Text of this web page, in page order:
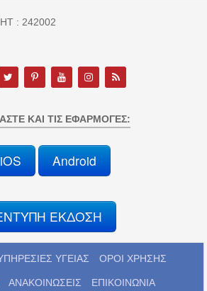
: 242002
ΚΑΙ ΤΙΣ ΕΦΑΡΜΟΓΈΣ:
iOS Android
ΕΚΔΟΣΗ
ΥΓΕΙΑΣ ΟΡΟΙ ΧΡΗΣΗΣ
ΑΝΑΚΟΙΝΩΣΕΙΣ ΕΠΙΚΟΙΝΩΝΙΑ